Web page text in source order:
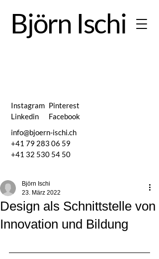
Björn Ischi
Instagram
Linkedin
Pinterest
Facebook
info@bjoern-ischi.ch
+41 79 283 06 59
+41 32 530 54 50
Design als Schnittstelle von
Innovation und Bildung
Björn Ischi
23. März 2022